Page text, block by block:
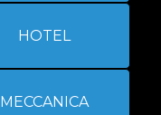
HOTEL
MECCANICA